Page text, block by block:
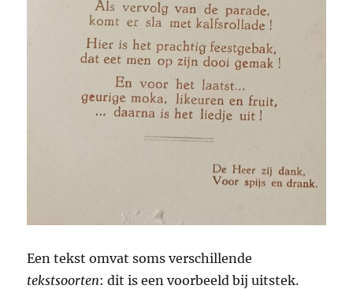
Een tekst omvat soms verschillende
tekstsoorten: dit is een voorbeeld bij uitstek.